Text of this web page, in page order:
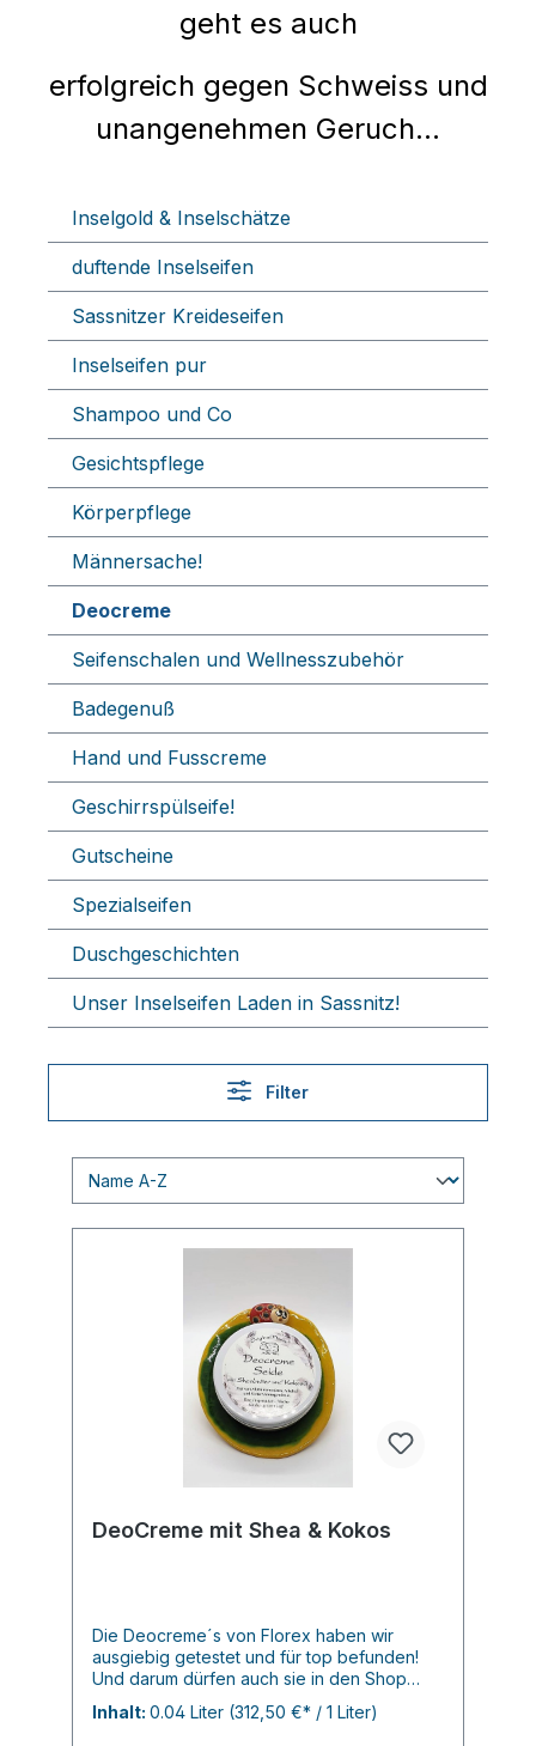
geht es auch
erfolgreich gegen Schweiss und
unangenehmen Geruch...
Inselgold & Inselschätze
duftende Inselseifen
Sassnitzer Kreideseifen
Inselseifen pur
Shampoo und Co
Gesichtspflege
Körperpflege
Männersache!
Deocreme
Seifenschalen und Wellnesszubehör
Badegenuß
Hand und Fusscreme
Geschirrspülseife!
Gutscheine
Spezialseifen
Duschgeschichten
Unser Inselseifen Laden in Sassnitz!
Filter
DeoCreme mit Shea & Kokos
Die Deocreme´s von Florex haben wir
ausgiebig getestet und für top befunden!
Und darum dürfen auch sie in den Shop
Kakobutter und Mandelöl! in tollen Düften
Inhalt: 0.04 Liter (312,50 €* / 1 Liter)